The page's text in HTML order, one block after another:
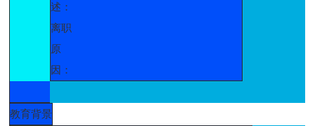
述：
离职
原
因：
教育背景